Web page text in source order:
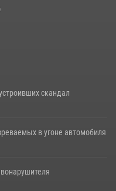
скандал
в угоне автомобиля